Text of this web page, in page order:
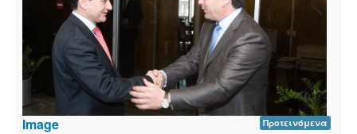
Προτεινόμενα
Image